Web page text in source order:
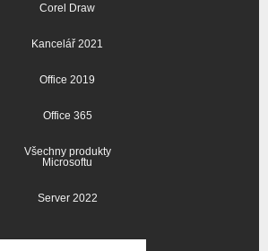
Corel Draw
Kancelář 2021
Office 2019
Office 365
Všechny produkty
Microsoftu
Server 2022